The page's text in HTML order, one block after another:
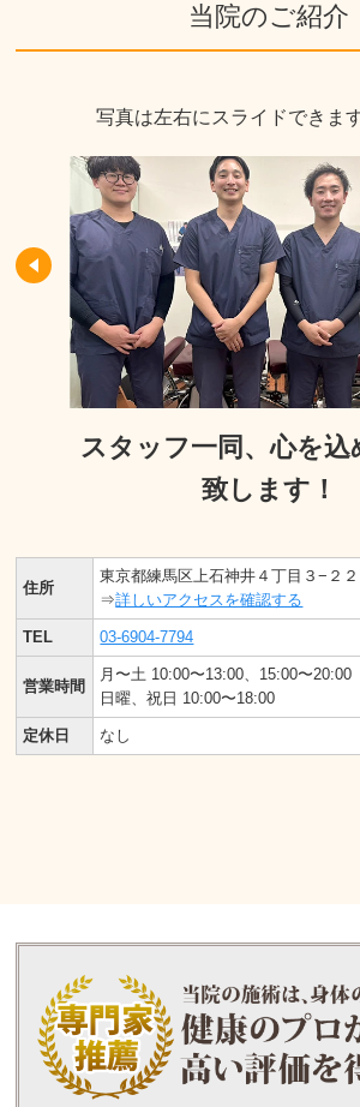
当院のご紹介
写真は左右にスライドできま
スタッフ一同、心を込
致します！
住所
東京都練馬区上石神井４丁目３−２
⇒詳しいアクセスを確認する
TEL 03-6904-7794
営業時間
月〜土 10:00〜13:00、15:00〜20:00
日曜、祝日 10:00〜18:00
定休日 なし